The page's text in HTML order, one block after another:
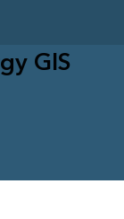
GIS